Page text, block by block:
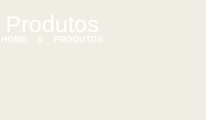
Produtos
HOME PRODUTOS